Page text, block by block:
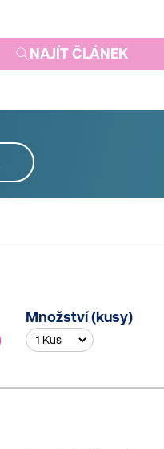
NAJÍT ČLÁNEK
Množství (kusy)